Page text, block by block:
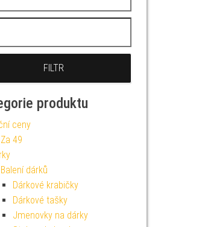
179 Kč.
cena
FILTR
produktu
ceny
Za 49
Balení dárků
Dárkové krabičky
Dárkové tašky
Jmenovky na dárky